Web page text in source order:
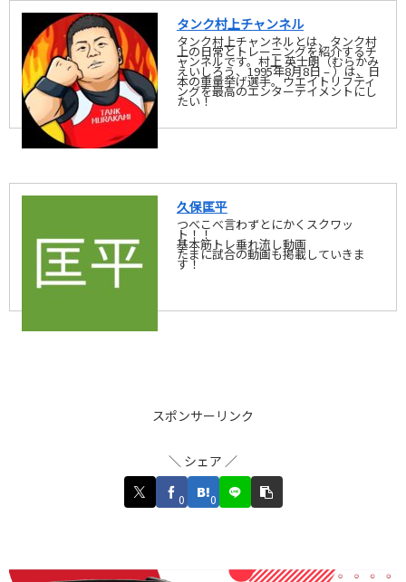
タンク村上チャンネル
タンク村上チャンネルとは、タンク村
上の日常とトレーニングを紹介するチ
ャンネルです。村上 英士朗（むらかみ
えいしろう、1995年8月8日 – ）は、日
本の重量挙げ選手。ウエイトリフティ
ングを最高のエンターテイメントにし
たい！
久保匡平
つべこべ言わずとにかくスクワッ
ト！！
基本筋トレ垂れ流し動画
たまに試合の動画も掲載していきま
す！
スポンサーリンク
＼ シェア ／
0 0